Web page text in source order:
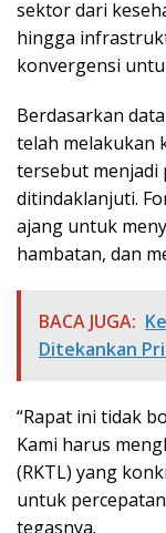
sektor dari
hingga
konvergensi
Berdasarkan
telah melakukan
tersebut menjadi
ditindaklanjuti.
ajang untuk
hambatan, dan
BACA JUGA:
Ditekankan
“Rapat ini tidak
Kami harus
(RKTL) yang
untuk
tegasnya.